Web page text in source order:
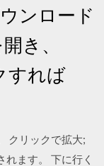
ンロード
き、
すれば
クリックで拡大;
ます。 下に行く